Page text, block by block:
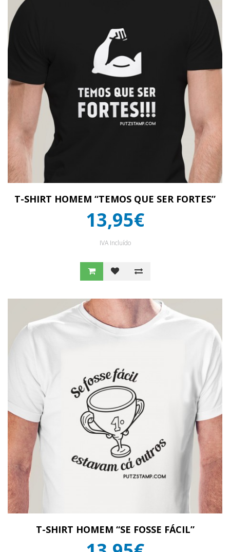
T-SHIRT HOMEM “TEMOS QUE SER FORTES”
13,95€
IVA Incluído
T-SHIRT HOMEM “SE FOSSE FÁCIL”